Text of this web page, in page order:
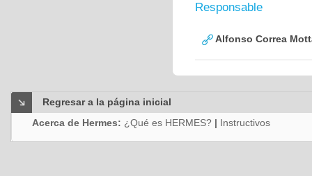
Responsable
Alfonso Correa
Regresar a la página inicial
Acerca de Hermes: ¿Qué es HERMES? | Instructivos